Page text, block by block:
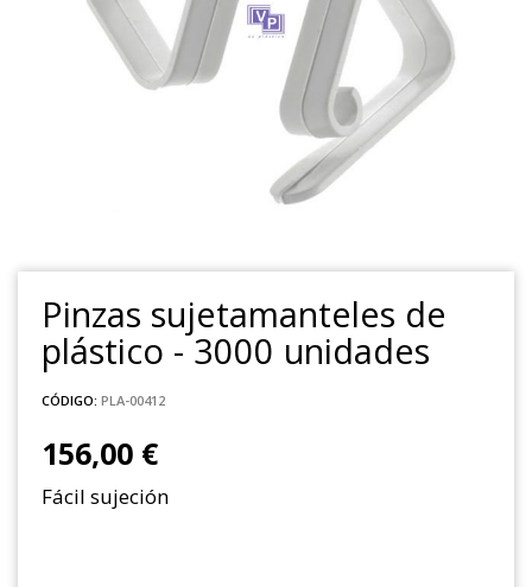
Pinzas sujetamanteles de
plástico - 3000 unidades
CÓDIGO: PLA-00412
156,00 €
Fácil sujeción